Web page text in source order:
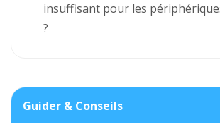
insuffisant pour les
?
Guider & Conseils